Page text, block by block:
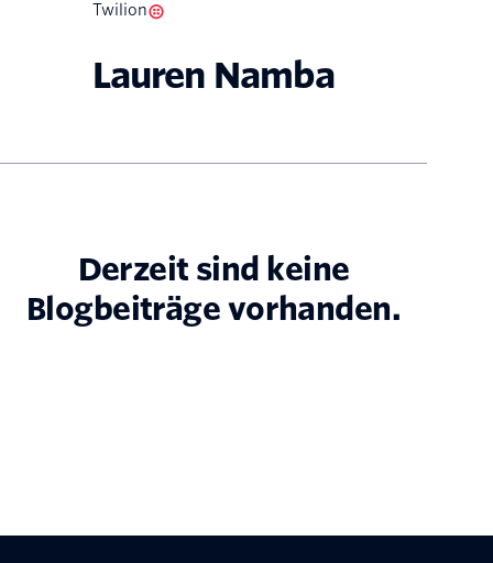
Twilion
Lauren Namba
Derzeit sind keine
Blogbeiträge vorhanden.